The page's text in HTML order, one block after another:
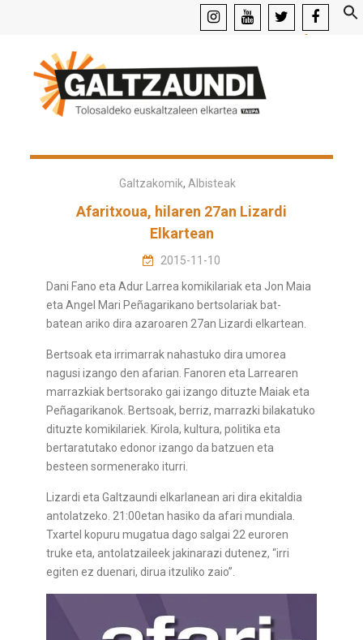
facebook
Galtzakomik, Albisteak
Afaritxoua, hilaren 27an Lizardi
Elkartean
2015-11-10
Dani Fano eta Adur Larrea komikilariak eta Jon Maia
eta Angel Mari Peñagarikano bertsolariak bat-
batean ariko dira azaroaren 27an Lizardi elkartean.
Bertsoak eta irrimarrak nahastuko dira umorea
nagusi izango den afarian. Fanoren eta Larrearen
marrazkiak bertsorako gai izango dituzte Maiak eta
Peñagarikanok. Bertsoak, berriz, marrazki bilakatuko
dituzte komikilariek. Kirola, kultura, politika eta
bertaratutako edonor izango da batzuen eta
besteen sormenerako iturri.
Lizardi eta Galtzaundi elkarlanean ari dira ekitaldia
antolatzeko. 21:00etan hasiko da afari mundiala.
Txartel kopuru mugatua dago salgai 22 euroren
truke eta, antolatzaileek jakinarazi dutenez, “irri
egiten ez duenari, dirua itzuliko zaio”.